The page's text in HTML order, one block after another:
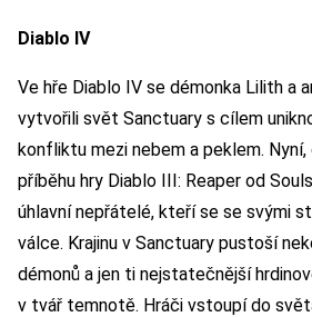
Diablo IV
Ve hře Diablo IV se démonka Lilith a
vytvořili svět Sanctuary s cílem
konfliktu mezi nebem a peklem.
příběhu hry Diablo III: Reaper od
úhlavní nepřátelé, kteří se se svými
válce. Krajinu v Sanctuary pustoší
démonů a jen ti nejstatečnější
v tvář temnotě. Hráči vstoupí do